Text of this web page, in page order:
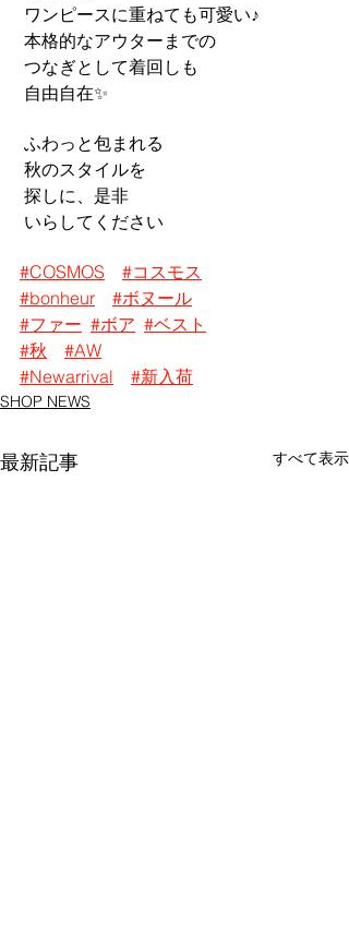
ワンピースに重ねても可愛い♪
本格的なアウターまでの
つなぎとして着回しも
自由自在✨
ふわっと包まれる
秋のスタイルを
探しに、是非
いらしてください
#COSMOS
#コスモス
#bonheur
#ボヌール
#ファー #ボア #ベスト
#秋
#AW
#Newarrival
#新入荷
SHOP NEWS
最新記事 すべて表示